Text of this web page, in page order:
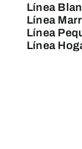
Línea
Línea
Línea
Línea